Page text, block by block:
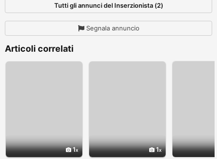
Tutti gli annunci del Inserzionista (2)
Segnala annuncio
Articoli correlati
1 1